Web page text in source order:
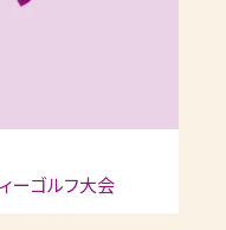
ーゴルフ大会